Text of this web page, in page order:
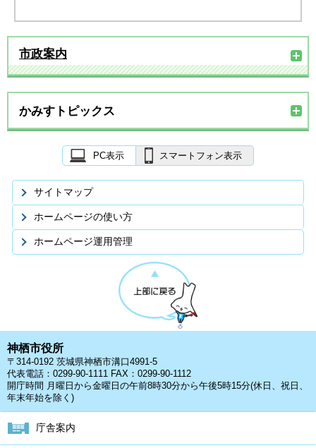
市政案内
かみすトピックス
PC表示 スマートフォン表示
サイトマップ
ホームページの使い方
ホームページ運用管理
神栖市役所
〒314-0192 茨城県神栖市溝口4991-5
代表電話：0299-90-1111 FAX：0299-90-1112
開庁時間 月曜日から金曜日の午前8時30分から午後5時15分(休日、祝日、
年末年始を除く)
庁舎案内